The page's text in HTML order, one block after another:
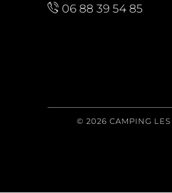
06 88 39 54 85
© 2026 CAMPING LES